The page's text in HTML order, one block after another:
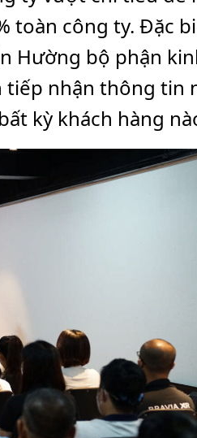
toàn công ty. Đặc
Hường bộ phận
tiếp nhận thông tin
kỳ khách hàng